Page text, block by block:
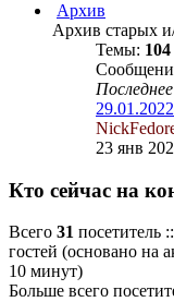
Архив
Архив старых
Темы: 104
23 янв
Кто сейчас на
Всего 31 посетитель
гостей (основано на
10 минут)
Больше всего